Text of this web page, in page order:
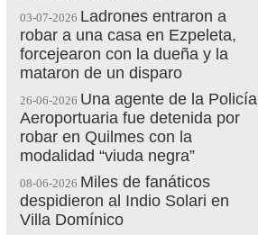
03-07-2026 Ladrones entraron a
robar a una casa en Ezpeleta,
forcejearon con la dueña y la
mataron de un disparo
26-06-2026 Una agente de la Policía
Aeroportuaria fue detenida por
robar en Quilmes con la
modalidad “viuda negra”
08-06-2026 Miles de fanáticos
despidieron al Indio Solari en
Villa Domínico